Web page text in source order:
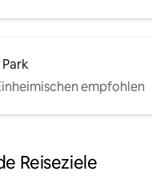
empfohlen
Reiseziele